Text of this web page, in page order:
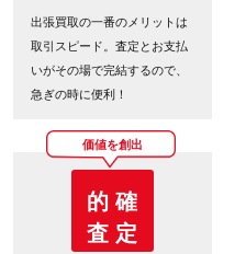
出張買取の一番のメリットは
取引スピード。査定とお支払
いがその場で完結するので、
急ぎの時に便利！
価値を創出
的 確
査 定